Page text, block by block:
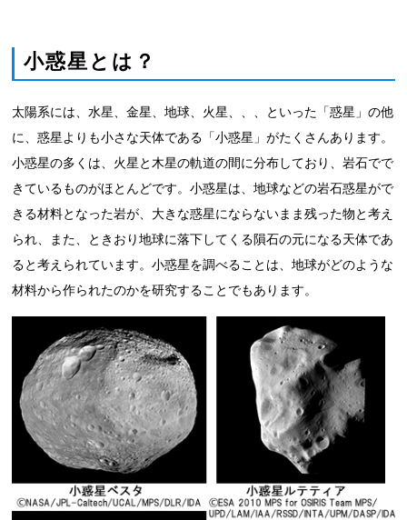
小惑星とは？
太陽系には、水星、金星、地球、火星、、、といった「惑星」の他
に、惑星よりも小さな天体である「小惑星」がたくさんあります。
小惑星の多くは、火星と木星の軌道の間に分布しており、岩石でで
きているものがほとんどです。小惑星は、地球などの岩石惑星がで
きる材料となった岩が、大きな惑星にならないまま残った物と考え
られ、また、ときおり地球に落下してくる隕石の元になる天体であ
ると考えられています。小惑星を調べることは、地球がどのような
材料から作られたのかを研究することでもあります。